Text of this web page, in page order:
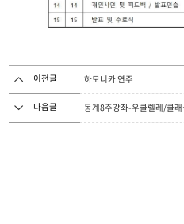
이전글 하모니카 연주
다음글 동계8주강좌-우쿨렐레/클